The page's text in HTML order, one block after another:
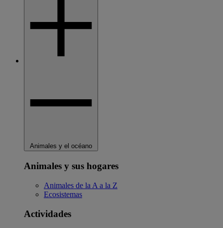
Animales y el océano
Animales y sus hogares
Animales de la A a la Z
Ecosistemas
Actividades